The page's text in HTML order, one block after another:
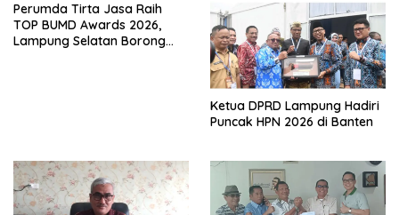
Perumda Tirta Jasa Raih
TOP BUMD Awards 2026,
Lampung Selatan Borong
Ketua DPRD Lampung Hadiri
Puncak HPN 2026 di Banten